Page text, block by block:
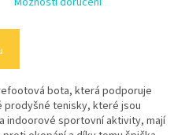
bota, která podporuje
prodyšné tenisky, které jsou
indoorové sportovní aktivity, mají